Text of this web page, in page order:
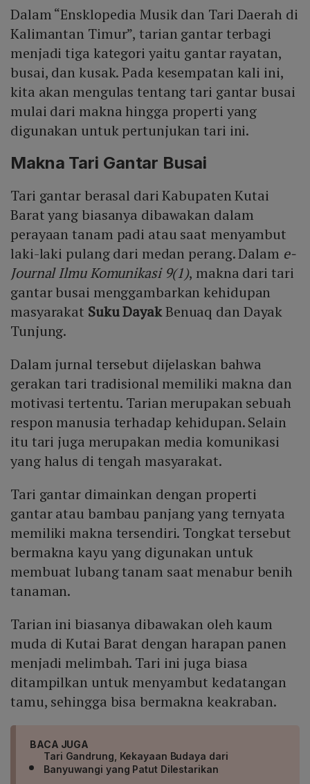
Dalam “Ensklopedia Musik dan Tari Daerah di
Kalimantan Timur”, tarian gantar terbagi
menjadi tiga kategori yaitu gantar rayatan,
busai, dan kusak. Pada kesempatan kali ini,
kita akan mengulas tentang tari gantar busai
mulai dari makna hingga properti yang
digunakan untuk pertunjukan tari ini.
Makna Tari Gantar Busai
Tari gantar berasal dari Kabupaten Kutai
Barat yang biasanya dibawakan dalam
perayaan tanam padi atau saat menyambut
laki-laki pulang dari medan perang. Dalam e-
Journal Ilmu Komunikasi 9(1), makna dari tari
gantar busai menggambarkan kehidupan
masyarakat Suku DayakBenuaq dan Dayak
Tunjung.
Dalam jurnal tersebut dijelaskan bahwa
gerakan tari tradisional memiliki makna dan
motivasi tertentu. Tarian merupakan sebuah
respon manusia terhadap kehidupan. Selain
itu tari juga merupakan media komunikasi
yang halus di tengah masyarakat.
Tari gantar dimainkan dengan properti
gantar atau bambau panjang yang ternyata
memiliki makna tersendiri. Tongkat tersebut
bermakna kayu yang digunakan untuk
membuat lubang tanam saat menabur benih
tanaman.
Tarian ini biasanya dibawakan oleh kaum
muda di Kutai Barat dengan harapan panen
menjadi melimbah. Tari ini juga biasa
ditampilkan untuk menyambut kedatangan
tamu, sehingga bisa bermakna keakraban.
BACA JUGA
Tari Gandrung, Kekayaan Budaya dari
Banyuwangi yang Patut Dilestarikan